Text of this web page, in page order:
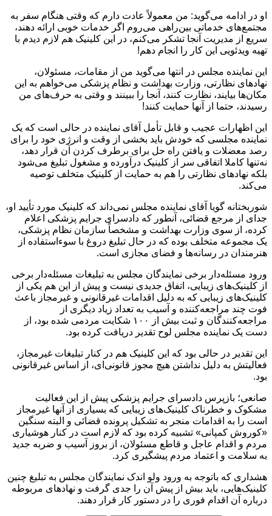
او در ادامه می‌گوید: من معمولاً عادت دارم که وقتی هنگام سفر به
مجتمع‌های خدماتی بین‌راهی می‌روم اگر خدمات خوبی ارائه دهند،‌
سریع از مدیریت آنجا تشکر می‌کنم، در این کلینیک هم لازم دیدم با
تهیه ویدئویی این کار را انجام دهم!
این نماینده مجلس در انتها می‌گوید من از مقامات، مسئولان،
نهادهای نظارتی، وزارت بهداشت و نظام پزشکی می‌خواهم به این
مکان‌ها بیایند، نظارت کنند، آنجا را ببینند و وقتی به حرف‌های من
رسیدند،‌ حتما از آنها حمایت کنند!
این اظهارات عجیب و قابل تأمل آقای نماینده در حالی است که یک
نماینده مجلسی که خودش باید بخشی از وقت و انرژی خود را برای
رصد معضلات و یافتن راه حل برای برطرف کردن آن قرار دهد،
نه‌تنها کاملا اتفاقی سر از کلینیک درآورده و مشغول تبلیغ می‌شود
بلکه نهادهای نظارتی را هم به حمایت از کلینیک متخلف توصیه
می‌کند.
شوربختانه گویا آقای نماینده مجلس نمی‌داند که کلینیک مورد تأیید او،
جدای از مرجع قضائی، آنطور که دادسرای جرایم پزشکی اعلام
کرده، از سوی وزارت بهداشت و مشخصاً سازمان نظام پزشکی،
یک مجموعه متخلف بوده که در حال تبلیغ دروغ با سوءاستفاده از
هنرمندان در رسانه‌ها و فضای مجازی است.
ورود مسئله‌دار برخی نمایندگان مجلس به تبلیغات مسئله‌دار برخی
از کلینیک‌های زیبایی، اتفاق جدیدی نیست و پیش از این هم یکی از
کلینیک‌های زیبایی که به دلیل اقدامات غیرقانونی و غیرمجاز باعث
فوت چند مراجعه‌کننده و آسیب به تعداد زیاد دیگری از
مراجعه‌کنندگان و ثبت بیش از ۱۰۰ شکایت مردمی شده بود، از
دست یک نماینده مجلس لوح تقدیر دریافت کرده بود.
این تقدیر در حالی بود که این کلینیک هم در کنار تبلیغات غیرمجاز،
فعالیتش به دلیل نداشتن هیچ مجوز قانونی‌ای، از اساس غیرقانونی
بود.
صانعی؛ بازپرس دادسرای جرایم پزشکی پیش از این فعالیت
مشکوک و خطرناک کلینیک‌های زیبایی که بسیاری از آنها غیرمجاز
است را به اقدامات منجر به تشکیل پرونده قضائی و البته سنگین
«کوروش کمپانی» تشبیه کرده بود که لازم است در کنار هوشیاری
مردم و اقدام عاجل و قاطع مسئولان، از بروز آسیب و ضربه جدید
به سلامت و اعتماد مردم پیشگیری کرد.
هشداری که باتوجه به ورود ولو اندک نمایندگان مجلس به تبلیغ چنین
کلینیک‌هایی، باید بیش از پیش آن را جدی گرفت و نهادهای مربوطه
درباره آن اقدام فوری را در دستور کار قرار دهند.